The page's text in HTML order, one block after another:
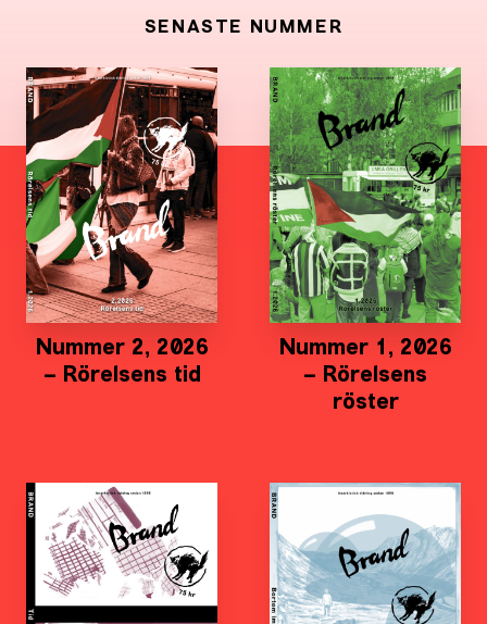
SENASTE NUMMER
Nummer 2, 2026
– Rörelsens tid
Nummer 1, 2026
– Rörelsens
röster